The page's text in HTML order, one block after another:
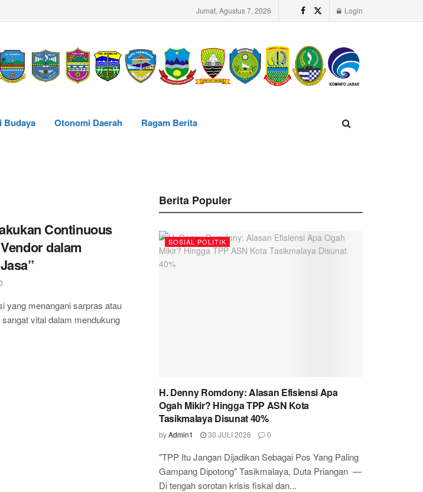
Jumat, Agustus 7, 2026 Login
Budaya Otonomi Daerah Ragam Berita
Continuous
dalam
yang menangani sarpras atau
vital dalam mendukung
Berita Populer
SOSIAL POLITIK
H. Denny Romdony: Alasan Efisiensi Apa
Ogah Mikir? Hingga TPP ASN Kota
Tasikmalaya Disunat 40%
byAdmin1 30 JULI 2026 0
"TPP Itu Jangan Dijadikan Sebagai Pos Yang Paling
Gampang Dipotong" Tasikmalaya, Duta Priangan —
Di tengah sorotan krisis fiskal dan...